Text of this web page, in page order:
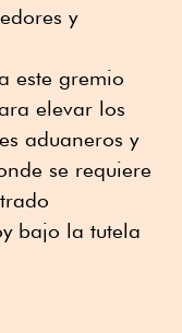
y
este gremio
elevar los
aduaneros y
se requiere
bajo la tutela